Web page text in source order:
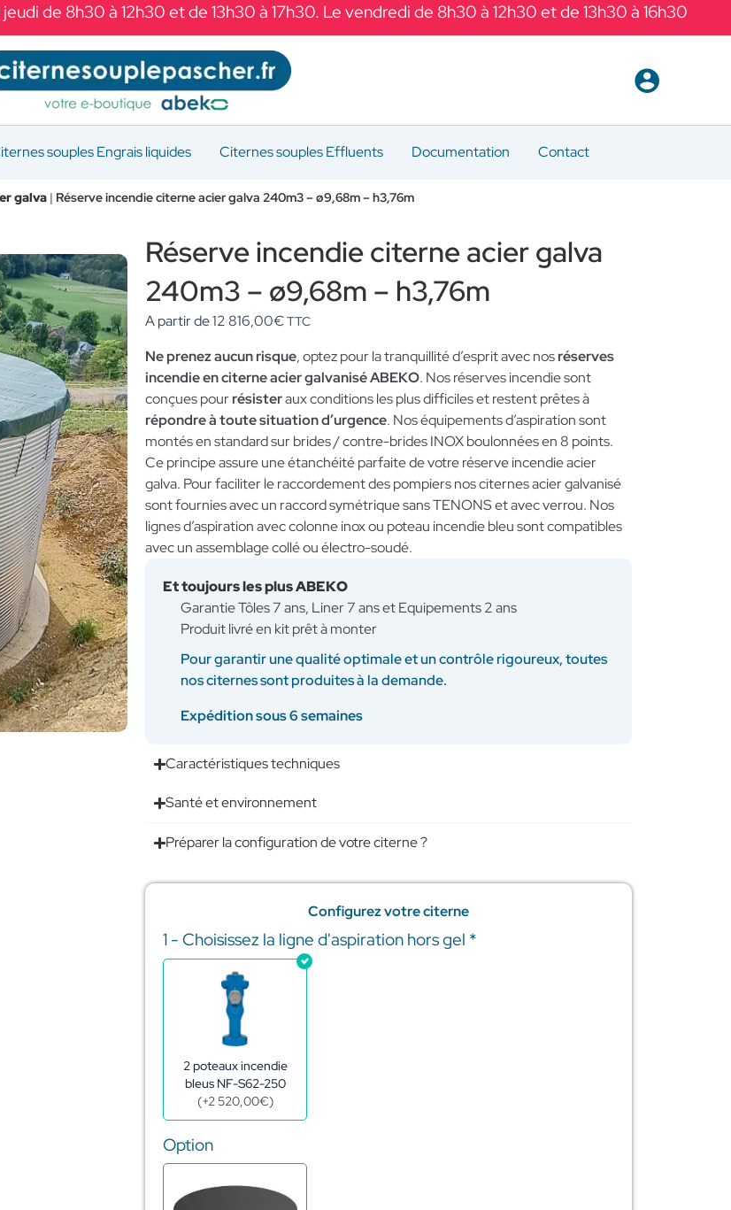
de 8h30 à 12h30 et de 13h30 à 17h30. Le vendredi de 8h30 à 12h30 et de 13h30 à 16h30
souples Engrais liquides Citernes souples Effluents Documentation Contact
galva | Réserve incendie citerne acier galva 240m3 – ø9,68m – h3,76m
Réserve incendie citerne acier galva
240m3 – ø9,68m – h3,76m
A partir de12 816,00€TTC
Ne prenez aucun risque, optez pour la tranquillité d’esprit avec nosréserves
incendie en citerne acier galvanisé ABEKO. Nos réserves incendie sont
conçues pourrésisteraux conditions les plus difficiles et restent prêtes à
répondre à toute situation d’urgence. Nos équipements d’aspiration sont
montés en standard sur brides / contre-brides INOX boulonnées en 8 points.
Ce principe assure une étanchéité parfaite de votre réserve incendie acier
galva. Pour faciliter le raccordement des pompiers nos citernes acier galvanisé
sont fournies avec un raccord symétrique sans TENONS et avec verrou. Nos
lignes d’aspiration avec colonne inox ou poteau incendie bleu sont compatibles
avec un assemblage collé ou électro-soudé.
Et toujours les plus ABEKO
Garantie Tôles 7 ans, Liner 7 ans et Equipements 2 ans
Produit livré en kit prêt à monter
Pour garantir une qualité optimale et un contrôle rigoureux, toutes
nos citernes sont produites à la demande.
Expédition sous 6 semaines
Caractéristiques techniques
Santé et environnement
Préparer la configuration de votre citerne ?
Configurez votre citerne
1 - Choisissez la ligne d'aspiration hors gel *
2 poteaux incendie
bleus NF-S62-250
(+2 520,00€)
Option
quantité
de
240m3
ø9,68m